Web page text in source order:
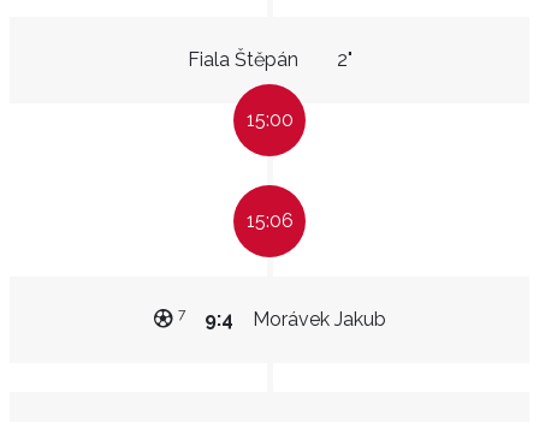
Fiala Štěpán 2"
15:00
15:06
Morávek Jakub
9:4
7